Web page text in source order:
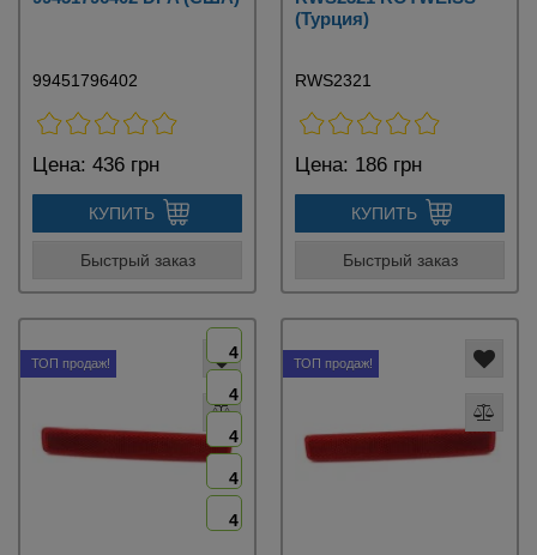
99451796402
Цена: 436 грн
КУПИТЬ
Быстрый заказ
(Турция)
RWS2321
Цена: 186 грн
КУПИТЬ
Быстрый заказ
ТОП продаж!
4
4
4
4
4
ТОП продаж!